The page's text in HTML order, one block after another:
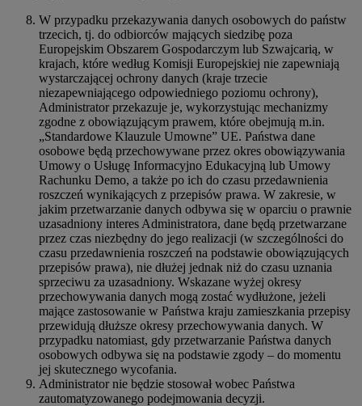
W przypadku przekazywania danych osobowych do państw
trzecich, tj. do odbiorców mających siedzibę poza
Europejskim Obszarem Gospodarczym lub Szwajcarią, w
krajach, które według Komisji Europejskiej nie zapewniają
wystarczającej ochrony danych (kraje trzecie
niezapewniającego odpowiedniego poziomu ochrony),
Administrator przekazuje je, wykorzystując mechanizmy
zgodne z obowiązującym prawem, które obejmują m.in.
„Standardowe Klauzule Umowne” UE. Państwa dane
osobowe będą przechowywane przez okres obowiązywania
Umowy o Usługę Informacyjno Edukacyjną lub Umowy
Rachunku Demo, a także po ich do czasu przedawnienia
roszczeń wynikających z przepisów prawa. W zakresie, w
jakim przetwarzanie danych odbywa się w oparciu o prawnie
uzasadniony interes Administratora, dane będą przetwarzane
przez czas niezbędny do jego realizacji (w szczególności do
czasu przedawnienia roszczeń na podstawie obowiązujących
przepisów prawa), nie dłużej jednak niż do czasu uznania
sprzeciwu za uzasadniony. Wskazane wyżej okresy
przechowywania danych mogą zostać wydłużone, jeżeli
mające zastosowanie w Państwa kraju zamieszkania przepisy
przewidują dłuższe okresy przechowywania danych. W
przypadku natomiast, gdy przetwarzanie Państwa danych
osobowych odbywa się na podstawie zgody – do momentu
jej skutecznego wycofania.
Administrator nie będzie stosował wobec Państwa
zautomatyzowanego podejmowania decyzji.